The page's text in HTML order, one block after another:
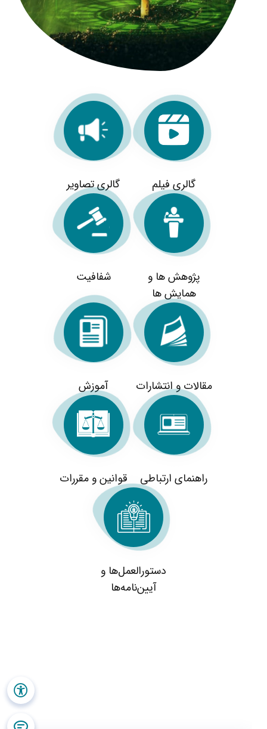
گالری فیلم گالری تصاویر
پژوهش ها و
همایش ها
شفافیت
مقالات و انتشارات آموزش
راهنمای ارتباطی قوانین و مقررات
دستورالعمل‌ها و
آیین‌نامه‌ها